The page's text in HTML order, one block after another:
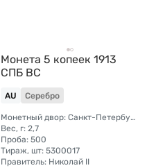
Монета 5 копеек 1913
СПБ ВС
AU Серебро
Монетный двор: Санкт-Петербургский монетный двор
Вес, г: 2,7
Проба: 500
Тираж, шт: 5300017
Правитель: Николай II